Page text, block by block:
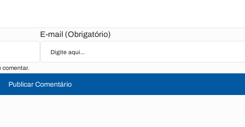
E-mail (Obrigatório)
comentar.
Publicar Comentário